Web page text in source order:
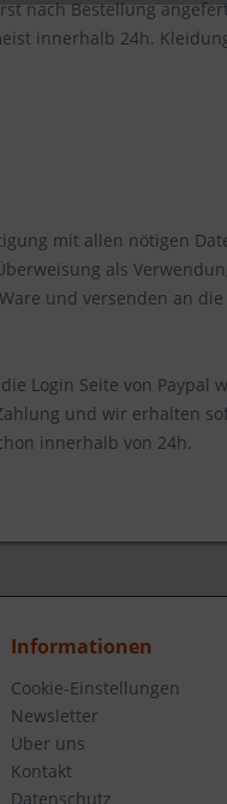
nach Bestellung
innerhalb 24h.
mit allen nötigen
als
und versenden an die
Login Seite von Paypal
und wir erhalten
innerhalb von 24h.
Informationen
Cookie-Einstellungen
Newsletter
Über uns
Kontakt
Datenschutz